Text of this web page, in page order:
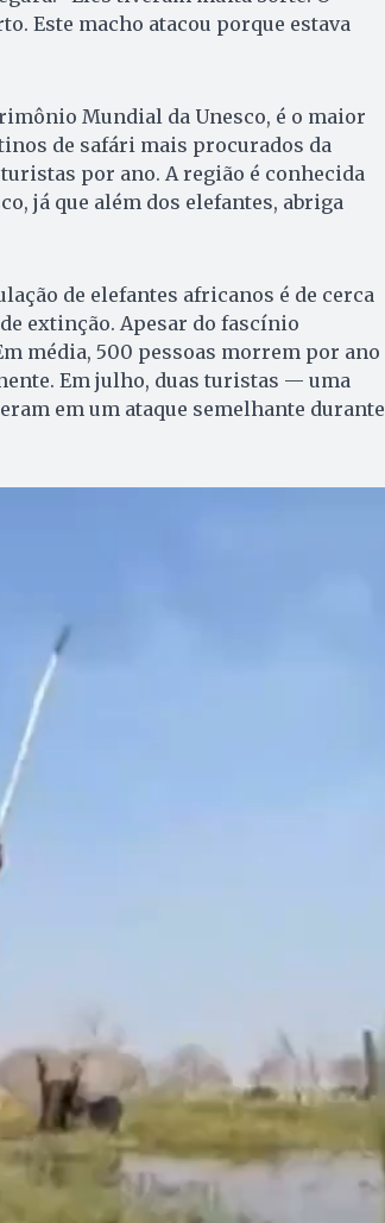
Este macho atacou porque estava
Mundial da Unesco, é o maior
de safári mais procurados da
por ano. A região é conhecida
já que além dos elefantes, abriga
de elefantes africanos é de cerca
extinção. Apesar do fascínio
média, 500 pessoas morrem por ano
Em julho, duas turistas — uma
em um ataque semelhante durante